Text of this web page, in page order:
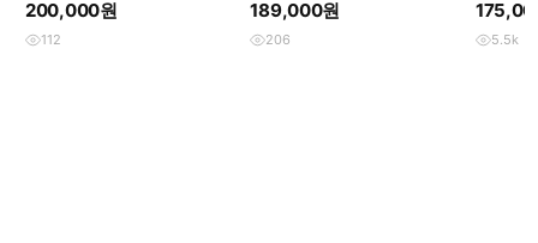
200,000원
112
189,000원
206 5.5k